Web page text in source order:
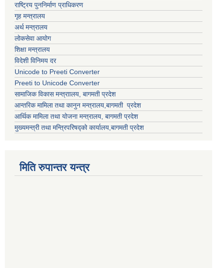
राष्ट्रिय पुननिर्माण प्राधिकरण
गृह मन्त्रालय
अर्थ मन्त्रालय
लोकसेवा आयोग
शिक्षा मन्त्रालय
विदेशी विनिमय दर
Unicode to Preeti Converter
Preeti to Unicode Converter
सामाजिक विकास मन्त्राालय, बागमती प्रदेश
आन्तरिक मामिला तथा कानुन मन्त्रालय,बागमती प्रदेश
आर्थिक मामिला तथा योजना मन्त्रालय, बागमती प्रदेश
मुख्यमन्त्री तथा मन्त्रिपरिषद्को कार्यालय,बागमती प्रदेश
मिति रुपान्तर यन्त्र